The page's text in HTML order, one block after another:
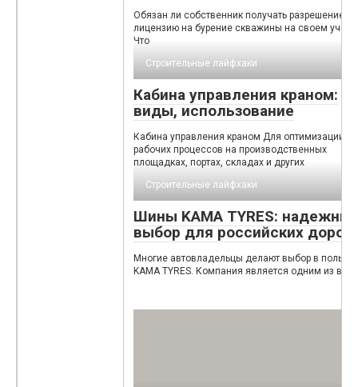
Обязан ли собственник получать разрешение и
лицензию на бурение скважины на своем
Что
Строительные лайфхаки
Кабина управления краном:
виды, использование
Кабина управления краном Для оптимизации
рабочих процессов на производственных
площадках, портах, складах и других
Строительные лайфхаки
Шины KAMA TYRES:
выбор для российских дорог
Многие автовладельцы делают выбор в пользу
KAMA TYRES. Компания является одним из